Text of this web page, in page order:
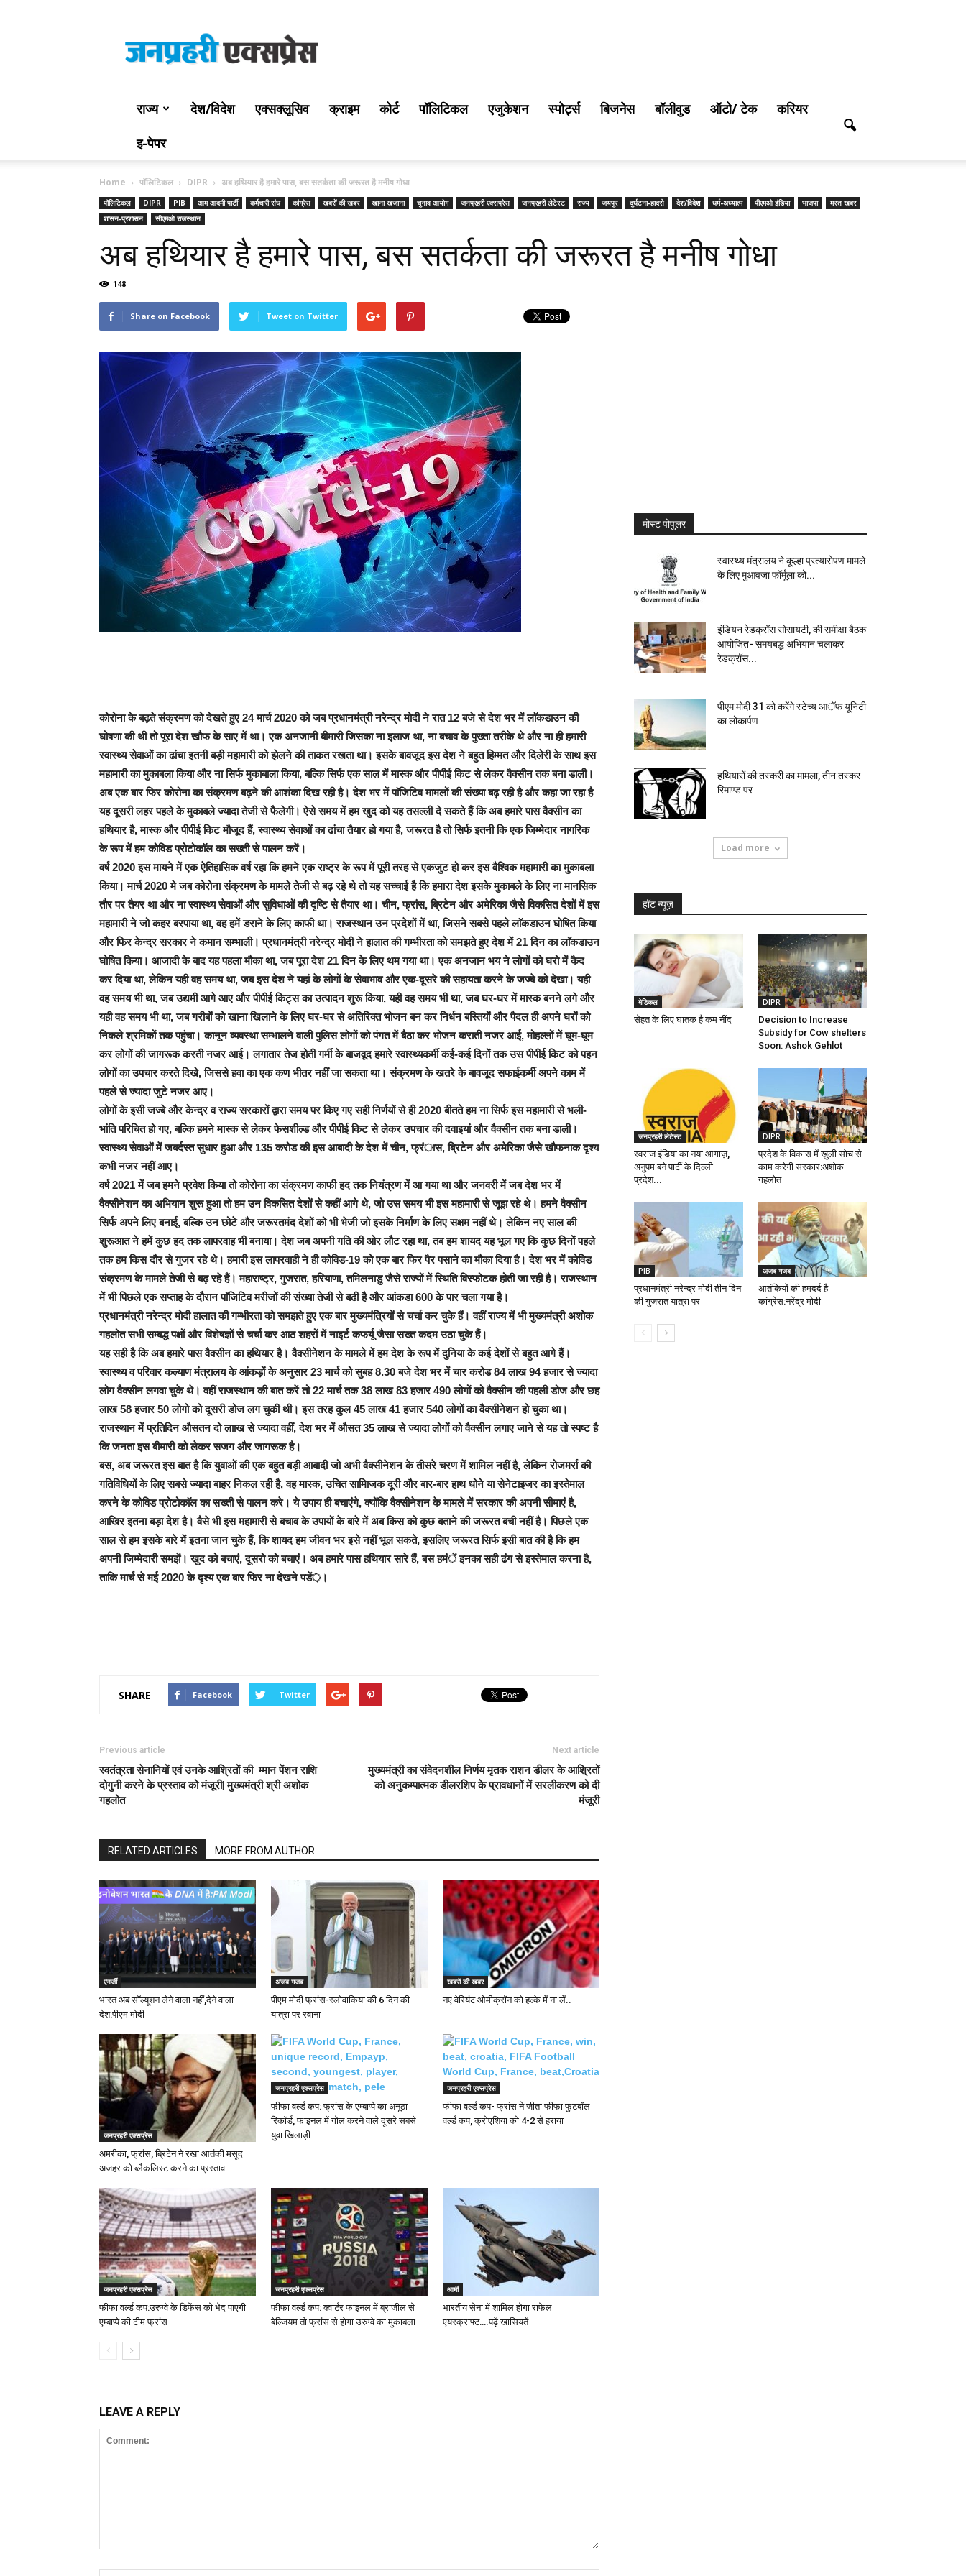
Prahari
Express
राज्य देश/विदेश एक्सक्लूसिव क्राइम कोर्ट पॉलिटिकल एजुकेशन स्पोर्ट्स बिजनेस बॉलीवुड ऑटो/ टेक
करियर
इ-पेपर
Home पॉलिटिकल DIPR अब हथियार है हमारे पास, बस सतर्कता की जरूरत है मनीष गोधा
पॉलिटिकल DIPR PIB आम आदमी पार्टी कर्मचारी संघ कांग्रेस खबरों की खबर खाना खजाना चुनाव आयोग जनप्रहरी एक्सप्रेस जनप्रहरी लेटेस्ट राज्य जयपुर दुर्घटना-हादसे देश/विदेश धर्म-अध्यात्म पीएमओ इंडिया भाजपा
मस्त खबर
शासन-प्रशासन
सीएमओ राजस्थान
अब हथियार है हमारे पास, बस सतर्कता की जरूरत है मनीष गोधा
148
Share on Facebook Tweet on Twitter
कोरोना के बढ़ते संक्रमण को देखते हुए 24 मार्च 2020 को जब प्रधानमंत्री नरेन्द्र मोदी ने रात 12 बजे से देश भर में लाॅकडाउन की
घोषणा की थी तो पूरा देश खौफ के साए में था। एक अनजानी बीमारी जिसका ना इलाज था, ना बचाव के पुख्ता तरीके थे और ना ही हमारी
स्वास्थ्य सेवाओं का ढांचा इतनी बड़ी महामारी को झेलने की ताकत रखता था। इसके बावजूद इस देश ने बहुत हिम्मत और दिलेरी के साथ इस
महामारी का मुकाबला किया और ना सिर्फ मुकाबाला किया, बल्कि सिर्फ एक साल में मास्क और पीपीई किट से लेकर वैक्सीन तक बना डाली।
अब एक बार फिर कोरोना का संक्रमण बढ़ने की आशंका दिख रही है। देश भर में पाॅजिटिव मामलों की संख्या बढ़ रही है और कहा जा रहा है
यह दूसरी लहर पहले के मुकाबले ज्यादा तेजी से फैलेगी। ऐसे समय में हम खुद को यह तसल्ली दे सकते हैं कि अब हमारे पास वैक्सीन का
हथियार है, मास्क और पीपीई किट मौजूद हैं, स्वास्थ्य सेवाओं का ढांचा तैयार हो गया है, जरूरत है तो सिर्फ इतनी कि एक जिम्मेदार नागरिक
के रूप में हम कोविड प्रोटोकाॅल का सख्ती से पालन करें।
वर्ष 2020 इस मायने में एक ऐतिहासिक वर्ष रहा कि हमने एक राष्ट्र के रूप में पूरी तरह से एकजुट हो कर इस वैश्विक महामारी का मुकाबला
किया। मार्च 2020 मे जब कोरोना संक्रमण के मामले तेजी से बढ़ रहे थे तो यह सच्चाई है कि हमारा देश इसके मुकाबले के लिए ना मानसिक
तौर पर तैयर था और ना स्वास्थ्य सेवाओं और सुविधाओं की दृष्टि से तैयार था। चीन, फ्रांस, ब्रिटेन और अमेरिका जैसे विकसित देशों में इस
महामारी ने जो कहर बरपाया था, वह हमें डराने के लिए काफी था। राजस्थान उन प्रदेशों में था, जिसने सबसे पहले लाॅकडाउन घोषित किया
और फिर केन्द्र सरकार ने कमान सम्भाली। प्रधानमंत्री नरेन्द्र मोदी ने हालात की गम्भीरता को समझते हुए देश में 21 दिन का लाॅकडाउन
घोषित किया। आजादी के बाद यह पहला मौका था, जब पूरा देश 21 दिन के लिए थम गया था। एक अनजान भय ने लोगों को घरो में कैद
कर दिया था, लेकिन यही वह समय था, जब इस देश ने यहां के लोगों के सेवाभाव और एक-दूसरे की सहायता करने के जज्बे को देखा। यही
वह समय भी था, जब उद्यमी आगे आए और पीपीई किट्स का उत्पादन शुरू किया, यही वह समय भी था, जब घर-घर में मास्क बनने लगे और
यही वह समय भी था, जब गरीबों को खाना खिलाने के लिए घर-घर से अतिरिक्त भोजन बन कर निर्धन बस्तियों और पैदल ही अपने घरों को
निकले श्रमिकों तक पहुंचा। कानून व्यवस्था सम्भालने वाली पुलिस लोगों को पंगत में बैठा कर भोजन कराती नजर आई, मोहल्लों में घूम-घूम
कर लोगों की जागरूक करती नजर आई। लगातार तेज होती गर्मी के बाजवूद हमारे स्वास्थ्यकर्मी कई-कई दिनों तक उस पीपीई किट को पहन
लोगों का उपचार करते दिखे, जिससे हवा का एक कण भीतर नहीं जा सकता था। संक्रमण के खतरे के बावजूद सफाईकर्मी अपने काम में
पहले से ज्यादा जुटे नजर आए।
लोगों के इसी जज्बे और केन्द्र व राज्य सरकारों द्वारा समय पर किए गए सही निर्णयों से ही 2020 बीतते हम ना सिर्फ इस महामारी से भली-
भांति परिचित हो गए, बल्कि हमने मास्क से लेकर फेसशील्ड और पीपीई किट से लेकर उपचार की दवाइयां और वैक्सीन तक बना डाली।
स्वास्थ्य सेवाओं में जबर्दस्त सुधार हुआ और 135 करोड की इस आबादी के देश में चीन, फ्रंास, ब्रिटेन और अमेरिका जैसे खौफनाक दृश्य
कभी नजर नहीं आए।
वर्ष 2021 में जब हमने प्रवेश किया तो कोरोना का संक्रमण काफी हद तक नियंत्रण में आ गया था और जनवरी में जब देश भर में
वैक्सीनेशन का अभियान शुरू हुआ तो हम उन विकसित देशों से कहीं आगे थे, जो उस समय भी इस महामारी से जूझ रहे थे। हमने वैक्सीन
सिर्फ अपने लिए बनाई, बल्कि उन छोटे और जरूरतमंद देशों को भी भेजी जो इसके निर्माण के लिए सक्षम नहीं थे। लेकिन नए साल की
शुरूआत ने हमें कुछ हद तक लापरवाह भी बनाया। देश जब अपनी गति की ओर लौट रहा था, तब हम शायद यह भूल गए कि कुछ दिनों पहले
तक हम किस दौर से गुजर रहे थे। हमारी इस लापरवाही ने ही कोविड-19 को एक बार फिर पैर पसाने का मौका दिया है। देश भर में कोविड
संक्रमण के मामले तेजी से बढ़ रहे हैं। महाराष्ट्र, गुजरात, हरियाणा, तमिलनाडु जैसे राज्यों में स्थिति विस्फोटक होती जा रही है। राजस्थान
में भी पिछले एक सप्ताह के दौरान पाॅजिटिव मरीजों की संख्या तेजी से बढी है और आंकडा 600 के पार चला गया है।
प्रधानमंत्री नरेन्द्र मोदी हालात की गम्भीरता को समझते हुए एक बार मुख्यमंत्रियों से चर्चा कर चुके हैं। वहीं राज्य में भी मुख्यमंत्री अशोक
गहलोत सभी सम्बद्ध पक्षों और विशेषज्ञों से चर्चा कर आठ शहरों में नाइर्ट कफर्यू जैसा सख्त कदम उठा चुके हैं।
यह सही है कि अब हमारे पास वैक्सीन का हथियार है। वैक्सीनेशन के मामले में हम देश के रूप में दुनिया के कई देशों से बहुत आगे हैं।
स्वास्थ्य व परिवार कल्याण मंत्रालय के आंकड़ों के अनुसार 23 मार्च को सुबह 8.30 बजे देश भर में चार करोड 84 लाख 94 हजार से ज्यादा
लोग वैक्सीन लगवा चुके थे। वहीं राजस्थान की बात करें तो 22 मार्च तक 38 लाख 83 हजार 490 लोगों को वैक्सीन की पहली डोज और छह
लाख 58 हजार 50 लोगो को दूसरी डोज लग चुकी थी। इस तरह कुल 45 लाख 41 हजार 540 लोगों का वैक्सीनेशन हो चुका था।
राजस्थान में प्रतिदिन औसतन दो लााख से ज्यादा वहीं, देश भर में औसत 35 लाख से ज्यादा लोगों को वैक्सीन लगाए जाने से यह तो स्पष्ट है
कि जनता इस बीमारी को लेकर सजग और जागरूक है।
बस, अब जरूरत इस बात है कि युवाओं की एक बहुत बड़ी आबादी जो अभी वैक्सीनेशन के तीसरे चरण में शामिल नहीं है, लेकिन रोजमर्रा की
गतिविधियों के लिए सबसे ज्यादा बाहर निकल रही है, वह मास्क, उचित सामािजक दूरी और बार-बार हाथ धोने या सेनेटाइजर का इस्तेमाल
करने के कोविड प्रोटोकाॅल का सख्ती से पालन करे। ये उपाय ही बचाएंगे, क्योंकि वैक्सीनेशन के मामले में सरकार की अपनी सीमाएं है,
आखिर इतना बड़ा देश है। वैसे भी इस महामारी से बचाव के उपायों के बारे में अब किस को कुछ बताने की जरूरत बची नहीं है। पिछले एक
साल से हम इसके बारे में इतना जान चुके हैं, कि शायद हम जीवन भर इसे नहीं भूल सकते, इसलिए जरूरत सिर्फ इसी बात की है कि हम
अपनी जिम्मेदारी समझें। खुद को बचाएं, दूसरो को बचाएं। अब हमारे पास हथियार सारे हैं, बस हमंें इनका सही ढंग से इस्तेमाल करना है,
ताकि मार्च से मई 2020 के दृश्य एक बार फिर ना देखने पडें़।
SHARE Facebook Twitter
Previous article
स्वतंत्रता सेनानियों एवं उनके आश्रितों की म्मान पेंशन राशि
दोगुनी करने के प्रस्ताव को मंजूरी| मुख्यमंत्री श्री अशोक
गहलोत
Next article
मुख्यमंत्री का संवेदनशील निर्णय मृतक राशन डीलर के आश्रितों
को अनुकम्पात्मक डीलरशिप के प्रावधानों में सरलीकरण को दी
मंजूरी
RELATED ARTICLES MORE FROM AUTHOR
एनर्जी
भारत अब सॉल्यूशन लेने वाला नहीं,देने वाला
देश:पीएम मोदी
अजब गजब
पीएम मोदी फ्रांस-स्लोवाकिया की 6 दिन की
यात्रा पर रवाना
खबरों की खबर
नए वेरियंट ओमीक्रॉन को हल्के में ना लें..
जनप्रहरी एक्सप्रेस
अमरीका, फ्रांस, ब्रिटेन ने रखा आतंकी मसूद
अजहर को ब्लैकलिस्ट करने का प्रस्ताव
जनप्रहरी एक्सप्रेस
फीफा वर्ल्ड कप: फ्रांस के एम्बाप्पे का अनूठा
रिकॉर्ड, फाइनल में गोल करने वाले दूसरे सबसे
युवा खिलाड़ी
जनप्रहरी एक्सप्रेस
फीफा वर्ल्ड कप- फ्रांस ने जीता फीफा फुटबॉल
वर्ल्ड कप, क्रोएशिया को 4-2 से हराया
जनप्रहरी एक्सप्रेस
फीफा वर्ल्ड कप:उरुग्वे के डिफेंस को भेद पाएगी
एम्बाप्पे की टीम फ्रांस
जनप्रहरी एक्सप्रेस
फीफा वर्ल्ड कप: क्वार्टर फाइनल में ब्राजील से
बेल्जियम तो फ्रांस से होगा उरुग्वे का मुकाबला
आर्मी
भारतीय सेना में शामिल होगा राफेल
एयरक्राफ्ट….पढ़ें खासियतें
LEAVE A REPLY
मोस्ट पोपुलर
स्वास्थ्य मंत्रालय ने कूल्हा प्रत्यारोपण मामले
के लिए मुआवजा फॉर्मूला को...
इंडियन रेडक्रॉस सोसायटी, की समीक्षा बैठक
आयोजित- समयबद्ध अभियान चलाकर
रेडक्रॉस...
पीएम मोदी 31 को करेंगे स्टेच्य आॅफ यूनिटी
का लोकार्पण
हथियारों की तस्करी का मामला, तीन तस्कर
रिमाण्ड पर
Load more
हॉट न्यूज़
मेडिकल
सेहत के लिए घातक है कम नींद
DIPR
Decision to Increase
Subsidy for Cow shelters
Soon: Ashok Gehlot
जनप्रहरी लेटेस्ट
स्वराज इंडिया का नया आगाज़,
अनुपम बने पार्टी के दिल्ली
प्रदेश...
DIPR
प्रदेश के विकास में खुली सोच से
काम करेगी सरकार:अशोक
गहलोत
PIB
प्रधानमंत्री नरेन्‍द्र मोदी तीन दिन
की गुजरात यात्रा पर
अजब गजब
आतंकियों की हमदर्द है
कांग्रेस:नरेंद्र मोदी